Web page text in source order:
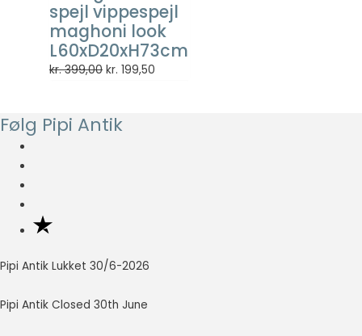
spejl vippespejl
maghoni look
L60xD20xH73cm
kr.399,00 Den
var:
kr. 199,50
Følg Pipi Antik
Pipi Antik Lukket 30/6-2026
Pipi Antik Closed 30th June
dit besøg.
Hvis du
nægter disse
cookies,
fra
Marketing
cookies
spore
på tværs af